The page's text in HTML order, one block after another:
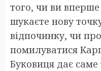
того, чи ви
шукаєте нову
відпочинку, чи
помилуватися
Буковиця дає